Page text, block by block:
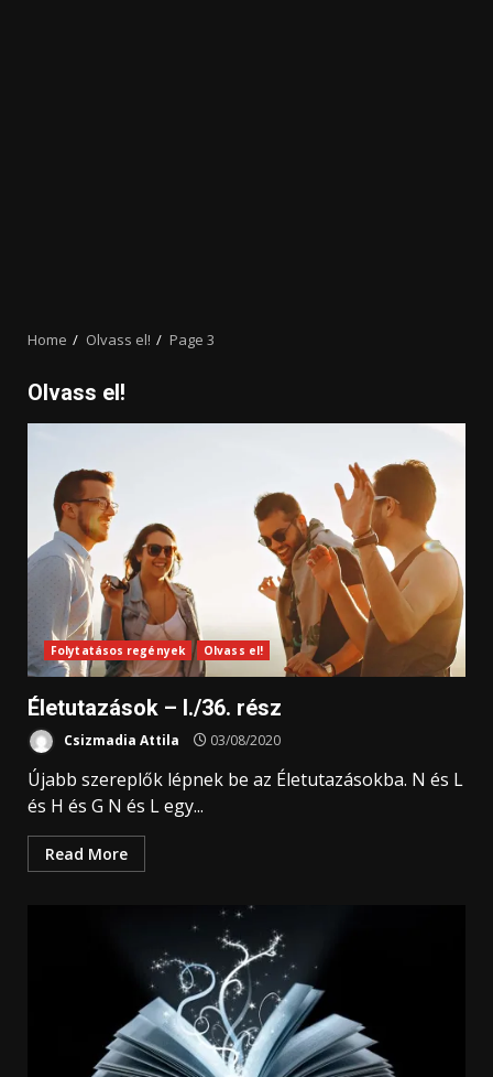
Home Olvass el! Page 3
Olvass el!
Folytatásos regények Olvass el!
Életutazások – I./36. rész
Csizmadia Attila 03/08/2020
Újabb szereplők lépnek be az Életutazásokba. N és L
és H és G N és L egy...
Read More